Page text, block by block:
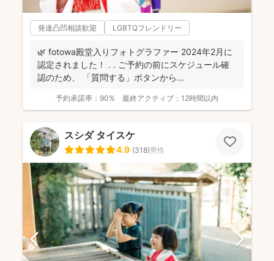
発達凸凹相談歓迎 LGBTQフレンドリー
🌿 fotowa殿堂入りフォトグラファー 2024年2月に
認定されました！ . . ご予約の前にスケジュール確
認のため、 「質問する」ボタンから...
予約承諾率： 90% 最終アクティブ： 12時間以内
スシダ タイスケ
4.9 (318)男性